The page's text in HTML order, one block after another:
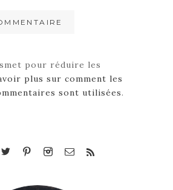
pour réduire les
plus sur comment les
sont utilisées.